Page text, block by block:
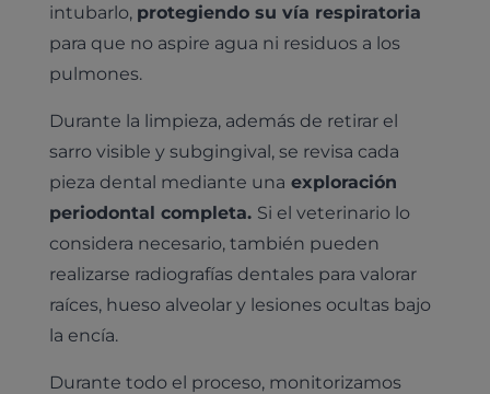
intubarlo, protegiendo su vía respiratoria
para que no aspire agua ni residuos a los
pulmones.
Durante la limpieza, además de retirar el
sarro visible y subgingival, se revisa cada
pieza dental mediante una exploración
periodontal completa. Si el veterinario lo
considera necesario, también pueden
realizarse radiografías dentales para valorar
raíces, hueso alveolar y lesiones ocultas bajo
la encía.
Durante todo el proceso, monitorizamos